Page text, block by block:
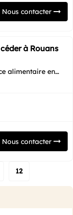
Nous contacter
à Rouans
alimentaire en
Nous contacter
12